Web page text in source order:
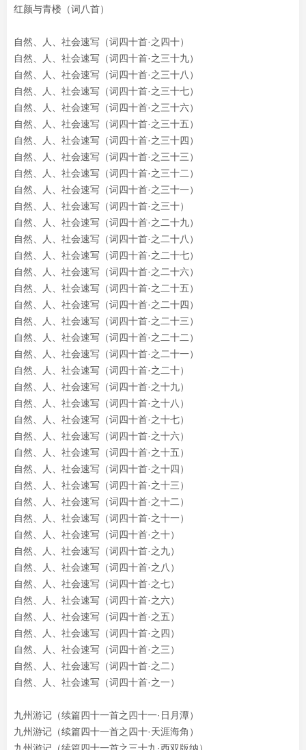
红颜与青楼（词八首）
自然、人、社会速写（词四十首·之四十）
自然、人、社会速写（词四十首·之三十九）
自然、人、社会速写（词四十首·之三十八）
自然、人、社会速写（词四十首·之三十七）
自然、人、社会速写（词四十首·之三十六）
自然、人、社会速写（词四十首·之三十五）
自然、人、社会速写（词四十首·之三十四）
自然、人、社会速写（词四十首·之三十三）
自然、人、社会速写（词四十首·之三十二）
自然、人、社会速写（词四十首·之三十一）
自然、人、社会速写（词四十首·之三十）
自然、人、社会速写（词四十首·之二十九）
自然、人、社会速写（词四十首·之二十八）
自然、人、社会速写（词四十首·之二十七）
自然、人、社会速写（词四十首·之二十六）
自然、人、社会速写（词四十首·之二十五）
自然、人、社会速写（词四十首·之二十四）
自然、人、社会速写（词四十首·之二十三）
自然、人、社会速写（词四十首·之二十二）
自然、人、社会速写（词四十首·之二十一）
自然、人、社会速写（词四十首·之二十）
自然、人、社会速写（词四十首·之十九）
自然、人、社会速写（词四十首·之十八）
自然、人、社会速写（词四十首·之十七）
自然、人、社会速写（词四十首·之十六）
自然、人、社会速写（词四十首·之十五）
自然、人、社会速写（词四十首·之十四）
自然、人、社会速写（词四十首·之十三）
自然、人、社会速写（词四十首·之十二）
自然、人、社会速写（词四十首·之十一）
自然、人、社会速写（词四十首·之十）
自然、人、社会速写（词四十首·之九）
自然、人、社会速写（词四十首·之八）
自然、人、社会速写（词四十首·之七）
自然、人、社会速写（词四十首·之六）
自然、人、社会速写（词四十首·之五）
自然、人、社会速写（词四十首·之四）
自然、人、社会速写（词四十首·之三）
自然、人、社会速写（词四十首·之二）
自然、人、社会速写（词四十首·之一）
九州游记（续篇四十一首之四十一·日月潭）
九州游记（续篇四十一首之四十·天涯海角）